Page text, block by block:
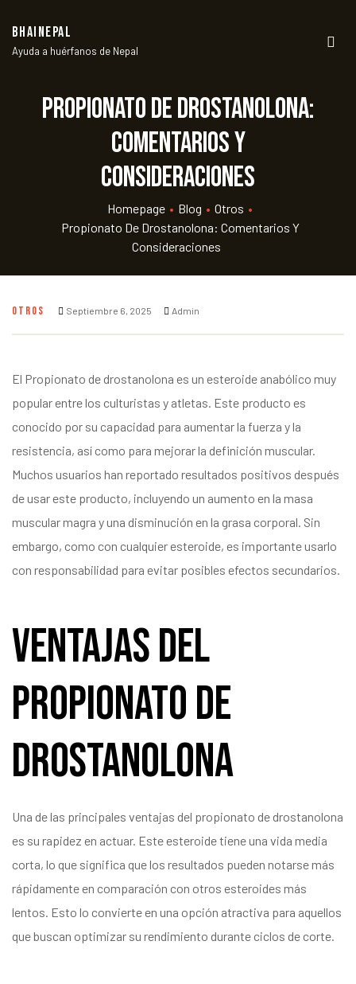
BHAINEPAL
Ayuda a huérfanos de Nepal
Propionato de Drostanolona:
Comentarios y
Consideraciones
Homepage • Blog • Otros •
Propionato De Drostanolona: Comentarios Y
Consideraciones
OTROS Septiembre 6, 2025 Admin
El Propionato de drostanolona es un esteroide anabólico muy
popular entre los culturistas y atletas. Este producto es
conocido por su capacidad para aumentar la fuerza y la
resistencia, así como para mejorar la definición muscular.
Muchos usuarios han reportado resultados positivos después
de usar este producto, incluyendo un aumento en la masa
muscular magra y una disminución en la grasa corporal. Sin
embargo, como con cualquier esteroide, es importante usarlo
con responsabilidad para evitar posibles efectos secundarios.
Ventajas del
Propionato de
Drostanolona
Una de las principales ventajas del propionato de drostanolona
es su rapidez en actuar. Este esteroide tiene una vida media
corta, lo que significa que los resultados pueden notarse más
rápidamente en comparación con otros esteroides más
lentos. Esto lo convierte en una opción atractiva para aquellos
que buscan optimizar su rendimiento durante ciclos de corte.